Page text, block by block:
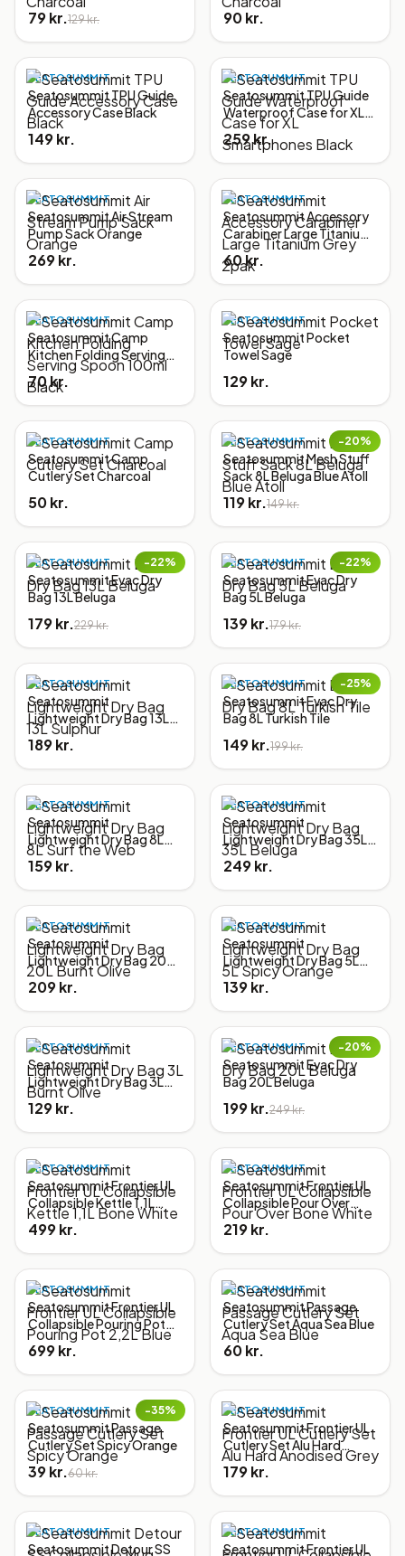
79 kr.129 kr. 90 kr.
SEATOSUMMIT
Seatosummit TPU Guide
Accessory Case Black
149 kr.
SEATOSUMMIT
Seatosummit TPU Guide
Waterproof Case for XL
Smartphones Black
259 kr.
SEATOSUMMIT
Seatosummit Air Stream
Pump Sack Orange
269 kr.
SEATOSUMMIT
Seatosummit Accessory
Carabiner Large Titanium
Grey 2pak
60 kr.
SEATOSUMMIT
Seatosummit Camp
Kitchen Folding Serving
Spoon 100ml Black
70 kr.
SEATOSUMMIT
Seatosummit Pocket
Towel Sage
129 kr.
SEATOSUMMIT
Seatosummit Camp
Cutlery Set Charcoal
50 kr.
−20%
SEATOSUMMIT
Seatosummit Mesh Stuff
Sack 8L Beluga Blue Atoll
119 kr.149 kr.
−22%
SEATOSUMMIT
Seatosummit Evac Dry
Bag 13L Beluga
179 kr.229 kr.
−22%
SEATOSUMMIT
Seatosummit Evac Dry
Bag 5L Beluga
139 kr.179 kr.
SEATOSUMMIT
Seatosummit
Lightweight Dry Bag 13L
Sulphur
189 kr.
−25%
SEATOSUMMIT
Seatosummit Evac Dry
Bag 8L Turkish Tile
149 kr.199 kr.
SEATOSUMMIT
Seatosummit
Lightweight Dry Bag 8L
Surf the Web
159 kr.
SEATOSUMMIT
Seatosummit
Lightweight Dry Bag 35L
Beluga
249 kr.
SEATOSUMMIT
Seatosummit
Lightweight Dry Bag 20L
Burnt Olive
209 kr.
SEATOSUMMIT
Seatosummit
Lightweight Dry Bag 5L
Spicy Orange
139 kr.
SEATOSUMMIT
Seatosummit
Lightweight Dry Bag 3L
Burnt Olive
129 kr.
−20%
SEATOSUMMIT
Seatosummit Evac Dry
Bag 20L Beluga
199 kr.249 kr.
SEATOSUMMIT
Seatosummit Frontier UL
Collapsible Kettle 1,1L
Bone White
499 kr.
SEATOSUMMIT
Seatosummit Frontier UL
Collapsible Pour Over
Bone White
219 kr.
SEATOSUMMIT
Seatosummit Frontier UL
Collapsible Pouring Pot
2,2L Blue
699 kr.
SEATOSUMMIT
Seatosummit Passage
Cutlery Set Aqua Sea Blue
60 kr.
−35%
SEATOSUMMIT
Seatosummit Passage
Cutlery Set Spicy Orange
39 kr.60 kr.
SEATOSUMMIT
Seatosummit Frontier UL
Cutlery Set Alu Hard
Anodised Grey
179 kr.
SEATOSUMMIT
Seatosummit Detour SS
SEATOSUMMIT
Seatosummit Frontier UL